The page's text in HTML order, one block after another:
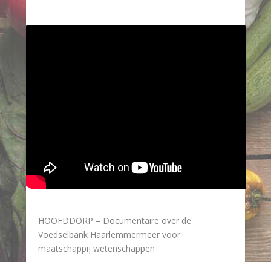
HOOFDDORP – Documentaire over de
Voedselbank Haarlemmermeer voor
maatschappij wetenschappen